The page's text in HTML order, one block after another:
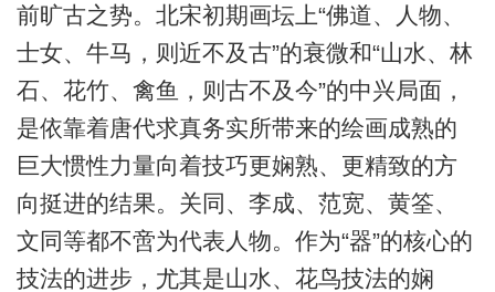
前旷古之势。北宋初期画坛上“佛道、人物、
士女、牛马，则近不及古”的衰微和“山水、林
石、花竹、禽鱼，则古不及今”的中兴局面，
是依靠着唐代求真务实所带来的绘画成熟的
巨大惯性力量向着技巧更娴熟、更精致的方
向挺进的结果。关同、李成、范宽、黄筌、
文同等都不啻为代表人物。作为“器”的核心的
技法的进步，尤其是山水、花鸟技法的娴